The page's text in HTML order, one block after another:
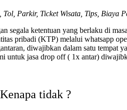
Tol, Parkir, Ticket Wisata, Tips, Biaya
segala ketentuan yang berlaku di
pribadi (KTP) melalui whatsapp
diwajibkan dalam satu tempat
untuk jasa drop off ( 1x antar)
tidak ?